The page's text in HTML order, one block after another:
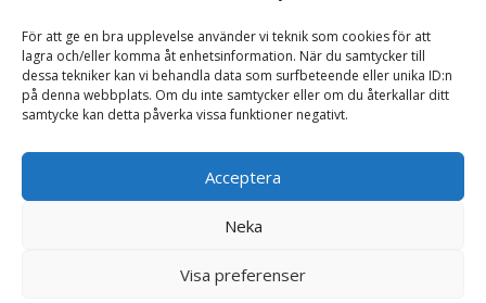
För att ge en bra upplevelse använder vi teknik som cookies för att
lagra och/eller komma åt enhetsinformation. När du samtycker till
dessa tekniker kan vi behandla data som surfbeteende eller unika ID:n
på denna webbplats. Om du inte samtycker eller om du återkallar ditt
samtycke kan detta påverka vissa funktioner negativt.
Acceptera
Neka
Visa preferenser
Artikelnr:359 Kategorier:Hundmat ,Torrfoder Etikett:
Eukanuba